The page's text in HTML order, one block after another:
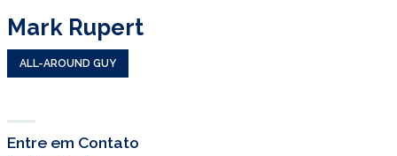
Mark Rupert
ALL-AROUND GUY
Entre em Contato